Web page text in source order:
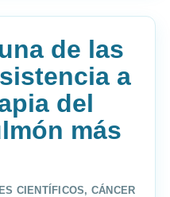
de las
a
del
más
CIENTÍFICOS, CÁNCER